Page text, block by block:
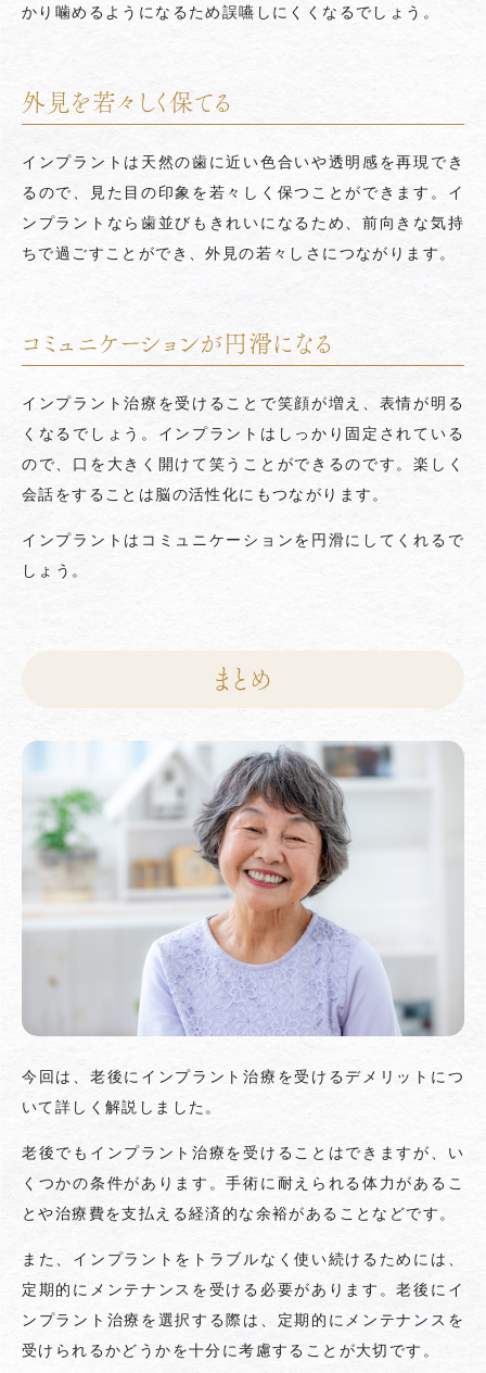
かり噛めるようになるため誤嚥しにくくなるでしょう。
外見を若々しく保てる
インプラントは天然の歯に近い色合いや透明感を再現でき
るので、見た目の印象を若々しく保つことができます。イ
ンプラントなら歯並びもきれいになるため、前向きな気持
ちで過ごすことができ、外見の若々しさにつながります。
コミュニケーションが円滑になる
インプラント治療を受けることで笑顔が増え、表情が明る
くなるでしょう。インプラントはしっかり固定されている
ので、口を大きく開けて笑うことができるのです。楽しく
会話をすることは脳の活性化にもつながります。
インプラントはコミュニケーションを円滑にしてくれるで
しょう。
まとめ
今回は、老後にインプラント治療を受けるデメリットにつ
いて詳しく解説しました。
老後でもインプラント治療を受けることはできますが、い
くつかの条件があります。手術に耐えられる体力があるこ
とや治療費を支払える経済的な余裕があることなどです。
また、インプラントをトラブルなく使い続けるためには、
定期的にメンテナンスを受ける必要があります。老後にイ
ンプラント治療を選択する際は、定期的にメンテナンスを
受けられるかどうかを十分に考慮することが大切です。